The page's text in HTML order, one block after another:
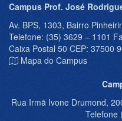
Campus Prof. José
Av. BPS, 1303, Bairro
Telefone: (35) 3629 – 1101
Caixa Postal 50 CEP: 37500
Mapa do Campus
Rua Irmã Ivone Drumond,
Telefone